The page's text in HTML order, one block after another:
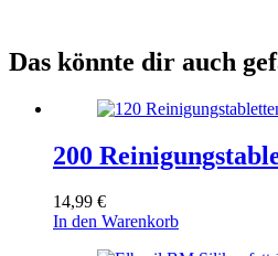
Das könnte dir auch
200
14,99 €
In den Warenkorb